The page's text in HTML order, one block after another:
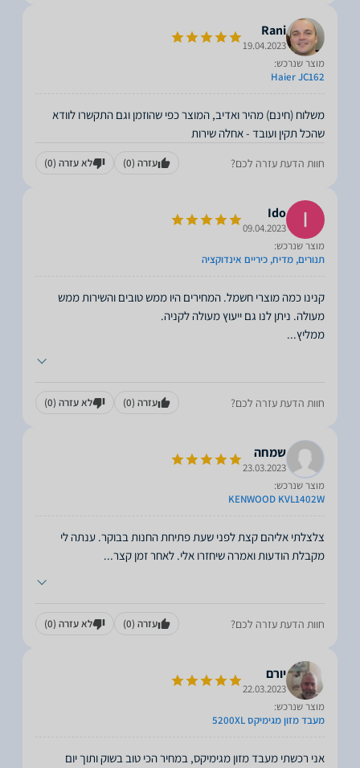
Rani
19.04.2023
מוצר שנרכש:
Haier JC162
משלוח (חינם) מהיר ואדיב, המוצר כפי שהוזמן וגם התקשרו לוודא
שהכל תקין ועובד - אחלה שירות
חוות הדעת עזרה לכם? עזרה (0) לא עזרה (0)
Ido
09.04.2023
מוצר שנרכש:
תנורים, מדיח, כיריים אינדוקציה
קנינו כמה מוצרי חשמל. המחירים היו ממש טובים והשירות ממש
ממליץ...
חוות הדעת עזרה לכם? עזרה (0) לא עזרה (0)
שמחה
23.03.2023
מוצר שנרכש:
KENWOOD KVL1402W
צלצלתי אליהם קצת לפני שעת פתיחת החנות בבוקר. ענתה לי
מקבלת הודעות ואמרה שיחזרו אלי. לאחר זמן קצר...
חוות הדעת עזרה לכם? עזרה (0) לא עזרה (0)
יורם
22.03.2023
מוצר שנרכש:
מעבד מזון מגימיקס 5200XL
אני רכשתי מעבד מזון מגימיקס, במחיר הכי טוב בשוק ותוך יום